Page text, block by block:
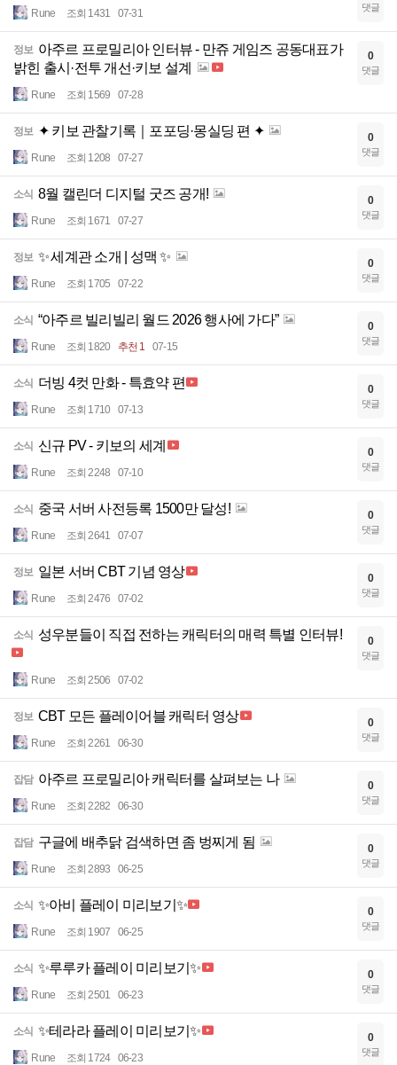
Rune 조회 1431 07-31 댓글
정보 아주르 프로밀리아 인터뷰 - 만쥬 게임즈 공동대표가
밝힌 출시·전투 개선·키보 설계
Rune 조회 1569 07-28
0
댓글
정보 ✦ 키보 관찰기록｜포포딩·몽실딩 편 ✦
Rune 조회 1208 07-27
0
댓글
소식 8월 캘린더 디지털 굿즈 공개!
Rune 조회 1671 07-27
0
댓글
정보 ✨ 세계관 소개 | 성맥 ✨
Rune 조회 1705 07-22
0
댓글
소식 “아주르 빌리빌리 월드 2026 행사에 가다”
Rune 조회 1820 추천 1 07-15
0
댓글
소식 더빙 4컷 만화 - 특효약 편
Rune 조회 1710 07-13
0
댓글
소식 신규 PV - 키보의 세계
Rune 조회 2248 07-10
0
댓글
소식 중국 서버 사전등록 1500만 달성!
Rune 조회 2641 07-07
0
댓글
정보 일본 서버 CBT 기념 영상
Rune 조회 2476 07-02
0
댓글
소식 성우분들이 직접 전하는 캐릭터의 매력 특별 인터뷰!
Rune 조회 2506 07-02
0
댓글
정보 CBT 모든 플레이어블 캐릭터 영상
Rune 조회 2261 06-30
0
댓글
잡담 아주르 프로밀리아 캐릭터를 살펴보는 나
Rune 조회 2282 06-30
0
댓글
잡담 구글에 배추닭 검색하면 좀 벙찌게 됨
Rune 조회 2893 06-25
0
댓글
소식 ✨아비 플레이 미리보기✨
Rune 조회 1907 06-25
0
댓글
소식 ✨루루카 플레이 미리보기✨
Rune 조회 2501 06-23
0
댓글
소식 ✨테라라 플레이 미리보기✨
Rune 조회 1724 06-23
0
댓글